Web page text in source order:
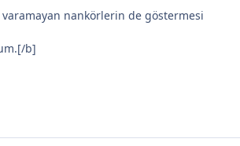
nankörlerin de göstermesi
b]